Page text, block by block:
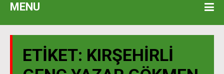
MENU
ETIKET: KIRŞEHIRLI